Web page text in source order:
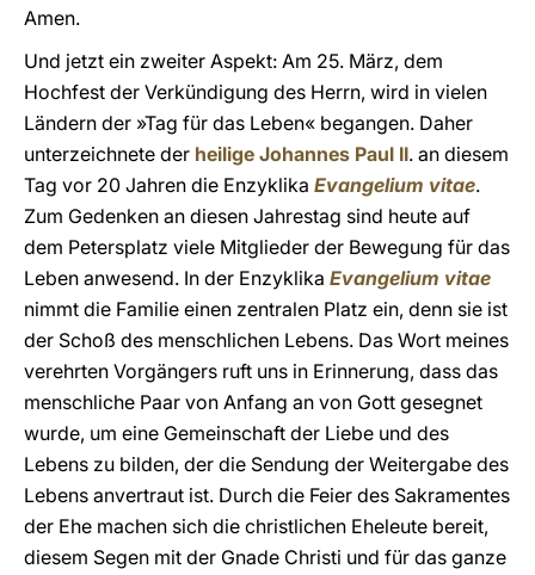
Amen.
Und jetzt ein zweiter Aspekt: Am 25. März, dem
Hochfest der Verkündigung des Herrn, wird in vielen
Ländern der »Tag für das Leben« begangen. Daher
unterzeichnete der heilige Johannes Paul II. an diesem
Tag vor 20 Jahren die Enzyklika Evangelium vitae.
Zum Gedenken an diesen Jahrestag sind heute auf
dem Petersplatz viele Mitglieder der Bewegung für das
Leben anwesend. In der Enzyklika Evangelium vitae
nimmt die Familie einen zentralen Platz ein, denn sie ist
der Schoß des menschlichen Lebens. Das Wort meines
verehrten Vorgängers ruft uns in Erinnerung, dass das
menschliche Paar von Anfang an von Gott gesegnet
wurde, um eine Gemeinschaft der Liebe und des
Lebens zu bilden, der die Sendung der Weitergabe des
Lebens anvertraut ist. Durch die Feier des Sakramentes
der Ehe machen sich die christlichen Eheleute bereit,
diesem Segen mit der Gnade Christi und für das ganze